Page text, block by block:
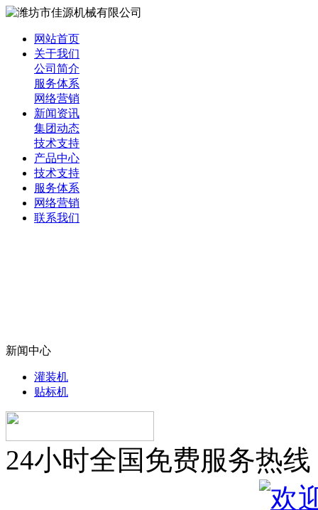
网站首页
关于我们
公司简介
服务体系
网络营销
新闻资讯
集团动态
技术支持
产品中心
技术支持
服务体系
网络营销
联系我们
新闻中心
灌装机
贴标机
24小时全国免费服务热线